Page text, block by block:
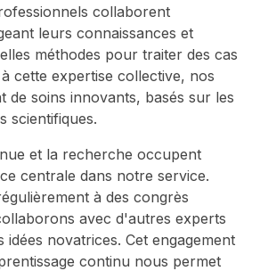
collaborent
leurs connaissances et
méthodes pour traiter des cas
cette expertise collective, nos
de soins innovants, basés sur les
scientifiques.
et la recherche occupent
centrale dans notre service.
à des congrès
avec d'autres experts
idées novatrices. Cet engagement
continu nous permet